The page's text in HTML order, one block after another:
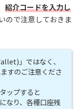
紹介コードを入力し
ので注意しておきま
」ではなく、
すのご注意くださ
ップすると
なり、各種口座残